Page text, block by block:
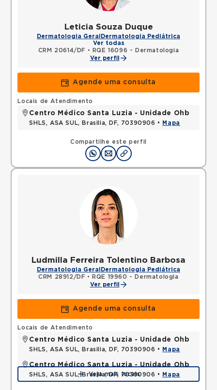
Leticia Souza Duque
Dermatologia Geral Dermatologia Pediátrica
Ver todas
CRM 20614/DF •
RQE 16096 - Dermatologia
Ver perfil
Agende uma consulta
Compartilhe este perfil
Locais de Atendimento
Centro Médico Santa Luzia - Unidade Ohb
SHLS, ASA SUL, Brasilia, DF, 70390906 • Mapa
Ludmilla Ferreira Tolentino Barbosa
Dermatologia Geral Dermatologia Pediátrica
CRM 28912/DF •
RQE 19960 - Dermatologia
Ver perfil
Agende uma consulta
Locais de Atendimento
Centro Médico Santa Luzia - Unidade Ohb
SHLS, ASA SUL, Brasilia, DF, 70390906 • Mapa
Centro Médico Santa Luzia - Unidade Ohb
SHLS, ASA SUL, Brasilia, DF, 70390906 • Mapa
Veja mais locais